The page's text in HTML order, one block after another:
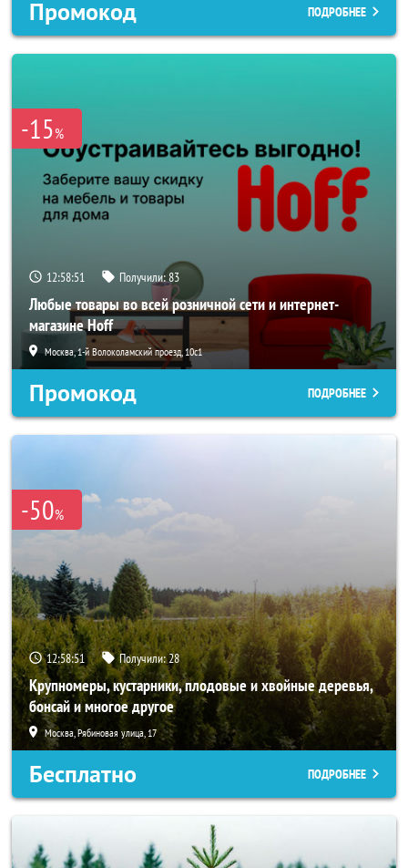
Промокод ПОДРОБНЕЕ
-15%
12:58:49 Получили:83
Любые товары во всей розничной сети и интернет-
магазине Hoff
Москва, 1-й Волоколамский проезд, 10с1
Промокод ПОДРОБНЕЕ
-50%
12:58:49 Получили:28
Крупномеры, кустарники, плодовые и хвойные деревья,
бонсай и многое другое
Москва, Рябиновая улица, 17
Бесплатно ПОДРОБНЕЕ